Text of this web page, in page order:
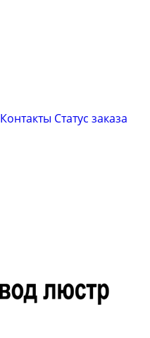
Контакты Cтатус заказа